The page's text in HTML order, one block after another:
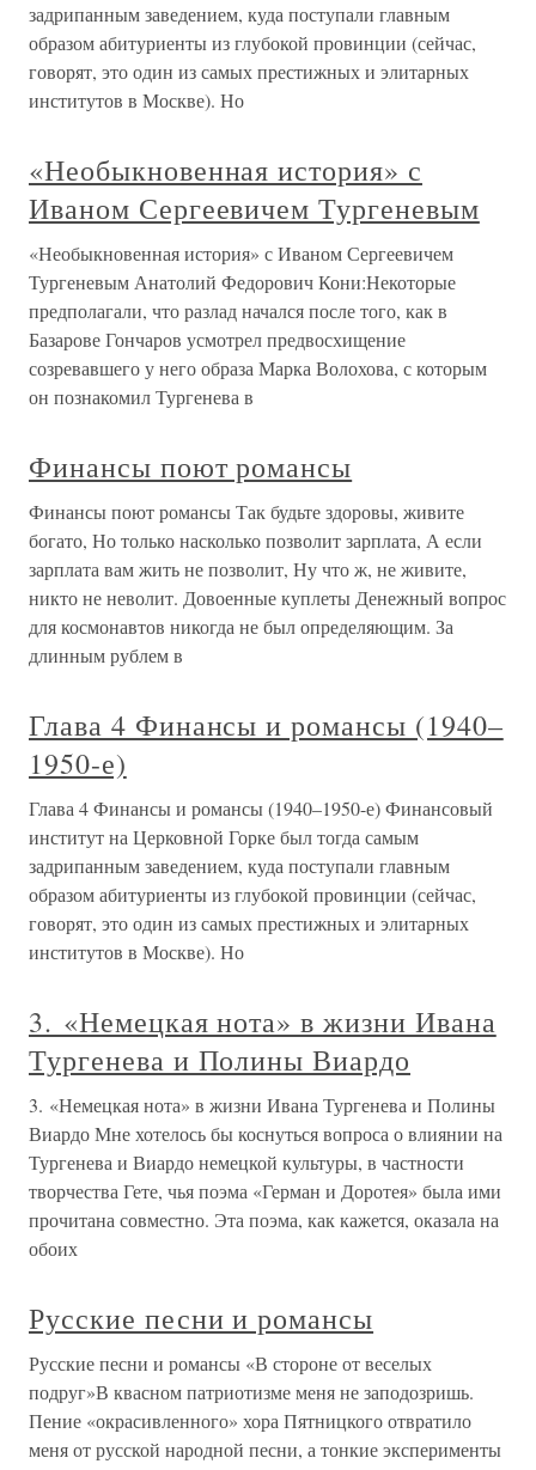
задрипанным заведением, куда поступали главным
образом абитуриенты из глубокой провинции (сейчас,
говорят, это один из самых престижных и элитарных
институтов в Москве). Но
«Необыкновенная история» с
Иваном Сергеевичем Тургеневым
«Необыкновенная история» с Иваном Сергеевичем
Тургеневым Анатолий Федорович Кони:Некоторые
предполагали, что разлад начался после того, как в
Базарове Гончаров усмотрел предвосхищение
созревавшего у него образа Марка Волохова, с которым
он познакомил Тургенева в
Финансы поют романсы
Финансы поют романсы Так будьте здоровы, живите
богато, Но только насколько позволит зарплата, А если
зарплата вам жить не позволит, Ну что ж, не живите,
никто не неволит. Довоенные куплеты Денежный вопрос
для космонавтов никогда не был определяющим. За
длинным рублем в
Глава 4 Финансы и романсы (1940–
1950-е)
Глава 4 Финансы и романсы (1940–1950-е) Финансовый
институт на Церковной Горке был тогда самым
задрипанным заведением, куда поступали главным
образом абитуриенты из глубокой провинции (сейчас,
говорят, это один из самых престижных и элитарных
институтов в Москве). Но
3. «Немецкая нота» в жизни Ивана
Тургенева и Полины Виардо
3. «Немецкая нота» в жизни Ивана Тургенева и Полины
Виардо Мне хотелось бы коснуться вопроса о влиянии на
Тургенева и Виардо немецкой культуры, в частности
творчества Гете, чья поэма «Герман и Доротея» была ими
прочитана совместно. Эта поэма, как кажется, оказала на
обоих
Русские песни и романсы
Русские песни и романсы «В стороне от веселых
подруг»В квасном патриотизме меня не заподозришь.
Пение «окрасивленного» хора Пятницкого отвратило
меня от русской народной песни, а тонкие эксперименты